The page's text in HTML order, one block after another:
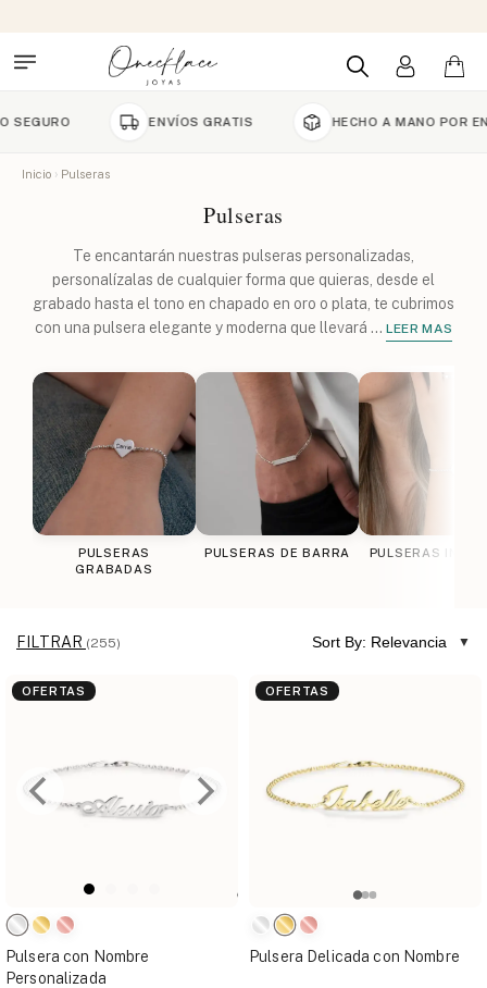
ENVÍOS GRATIS HECHO A MANO POR ENCARGO
Inicio Pulseras
Pulseras
Te encantarán nuestras pulseras personalizadas,
personalízalas de cualquier forma que quieras, desde el
grabado hasta el tono en chapado en oro o plata, te cubrimos
con una pulsera elegante y moderna que llevará ... LEER MAS
PULSERAS
GRABADAS
PULSERAS DE BARRA PULSERAS
FILTRAR (255) Sort By: Relevancia
OFERTAS
Pulsera con Nombre
Personalizada
OFERTAS
Pulsera Delicada con Nombre